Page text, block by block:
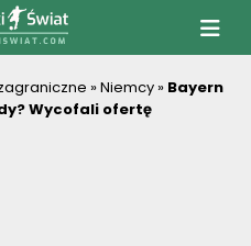
PiłkarskiSwiat.com
»Niemcy » Bayern
Wycofali ofertę